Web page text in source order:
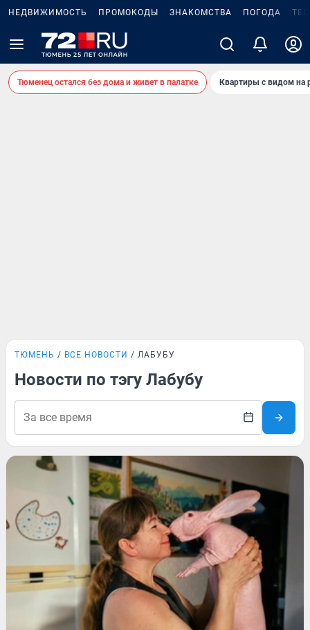
НЕДВИЖИМОСТЬ ПРОМОКОДЫ ЗНАКОМСТВА ПОГОДА
Тюменец остался без дома и живет в палатке Квартиры с видом на
ТЮМЕНЬ ВСЕ НОВОСТИ ЛАБУБУ
Новости по тэгу Лабубу